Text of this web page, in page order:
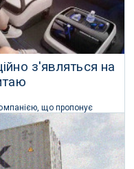
з'являться на
що пропонує
послуги роботаксі без
р.